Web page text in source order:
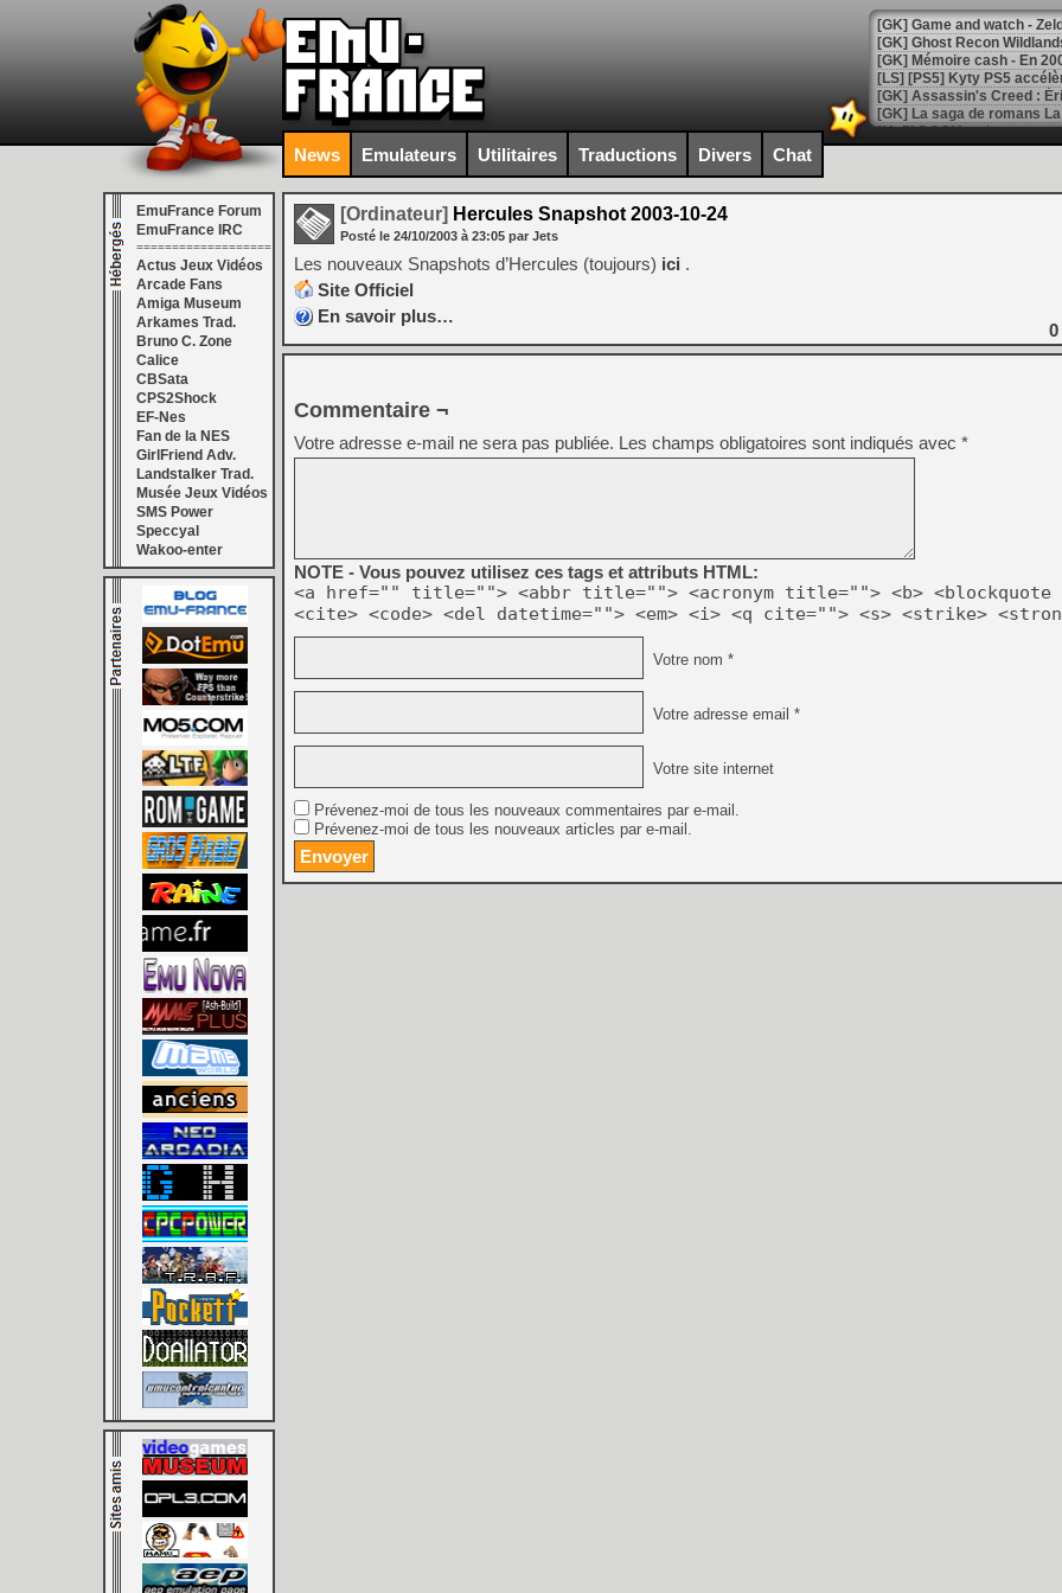
[Mo5] DOOM arrive en
[GK] Bethesda fête les 30
[GK] Roblox : l'action en
[GK] Agenda - GeForce
[LS] [PS5] ps5-y2jb-
[GK] Pourquoi Marvel
[GK] Test : Restory : Chill
[GK] GTA 6 : Rockstar
[GK] Hot Wheels Infinite
[GK] Mémoire cash -
[GK] Résultats Nintendo :
[GK] Déjà des
[Mo5] Brickboy cherche à
[GK] Minecraft et ses «
[GK] Beast of
[GK] Ubisoft : fin de partie
[GK] Mémoire cash -
[GK] Dan Houser (GTA)
[GK] Comment EA Sports
[GK] Crimson Moon : un
[GK] Isle of Reveries : le
[GK] Moonlighter 2 : The
[GK] Capcom relance
[Mo5] Deux inédits du
[GK] Le beat'em up The
[GK] Endless Legend 2 :
[LS] [PS5] Premiers
News Emulateurs Utilitaires Traductions Divers Chat
EmuFrance Forum
EmuFrance IRC
===================
Actus Jeux Vidéos
Arcade Fans
Amiga Museum
Arkames Trad.
Bruno C. Zone
Calice
CBSata
CPS2Shock
EF-Nes
Fan de la NES
GirlFriend Adv.
Landstalker Trad.
Musée Jeux Vidéos
SMS Power
Speccyal
Wakoo-enter
[Ordinateur] Hercules Snapshot 2003-10-24
Posté le 24/10/2003 à 23:05 par Jets
Les nouveaux Snapshots d’Hercules (toujours) ici .
Site Officiel
En savoir plus…
0
Commentaire ¬
Votre adresse e-mail ne sera pas publiée. Les champs obligatoires sont indiqués avec *
NOTE - Vous pouvez utilisez ces tags et attributs HTML:
<a href="" title=""> <abbr title=""> <acronym title=""> <b> <blockquote
<cite> <code> <del datetime=""> <em> <i> <q cite=""> <s> <strike>
Votre nom *
Votre adresse email *
Votre site internet
Prévenez-moi de tous les nouveaux commentaires par e-mail.
Prévenez-moi de tous les nouveaux articles par e-mail.